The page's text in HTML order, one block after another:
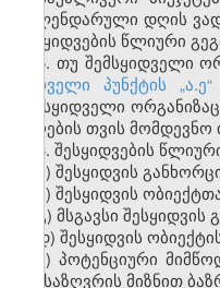
კალენდარული დღის
შესყიდვების წლიური
5. თუ შემსყიდველი
პირველი პუნქტის
შემსყიდველი
მიღების თვის
6. შესყიდვების
ა) შესყიდვის
ბ) შესყიდვის
გ) მსგავსი
დ) შესყიდვის
ე) პოტენციური
განსაზღვრის მიზნით